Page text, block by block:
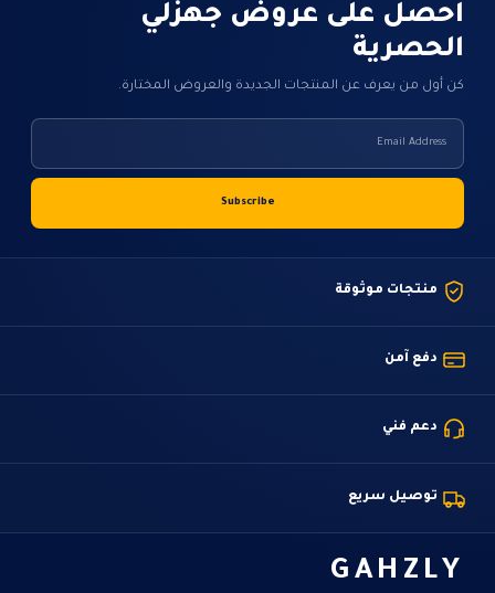
احصل على عروض جهزلي
الحصرية
كن أول من يعرف عن المنتجات الجديدة والعروض المختارة.
منتجات موثوقة
دفع آمن
دعم فني
توصيل سريع
GAHZLY